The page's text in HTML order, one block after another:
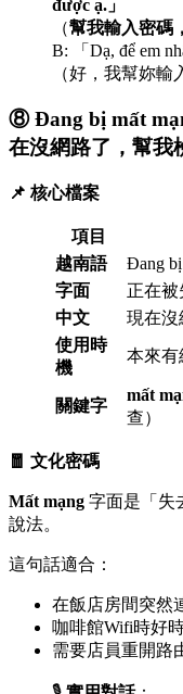
được ạ.」
（幫我輸入密碼
B: 「Dạ, để em
（好，我幫妳輸
⑧ Đang bị mất
在沒網路了，幫我
📌 核心檔案
項目
越南語
Đang bị
字面
正在
中文
現在沒
使用時
機
本來有
關鍵字
mất
查）
🧧 文化密碼
Mất mạng 字面是「失
說法。
這句話適合：
在飯店房間突然
咖啡館Wifi時好
需要店員重開路